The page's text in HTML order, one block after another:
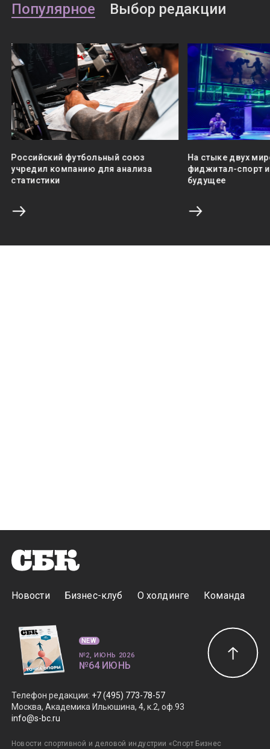
Популярное Выбор редакции
Российский футбольный союз
учредил компанию для анализа
статистики
На стыке двух
фиджитал-спорт
будущее
Новости Бизнес-клуб О холдинге Команда
Телефон редакции: +7 (495) 773-78-57
Москва, Академика Ильюшина, 4, к.2, оф.93
info@s-bc.ru
Новости спортивной и деловой индустрии «Спорт Бизнес
NEW
№2, ИЮНЬ 2026
№64 ИЮНЬ